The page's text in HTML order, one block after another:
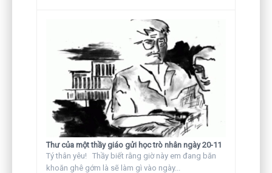
Thư của một thầy giáo gửi học trò nhân ngày 20-11
Tý thân yêu! Thầy biết rằng giờ này em đang băn
khoăn ghê gớm là sẽ làm gì vào ngày...